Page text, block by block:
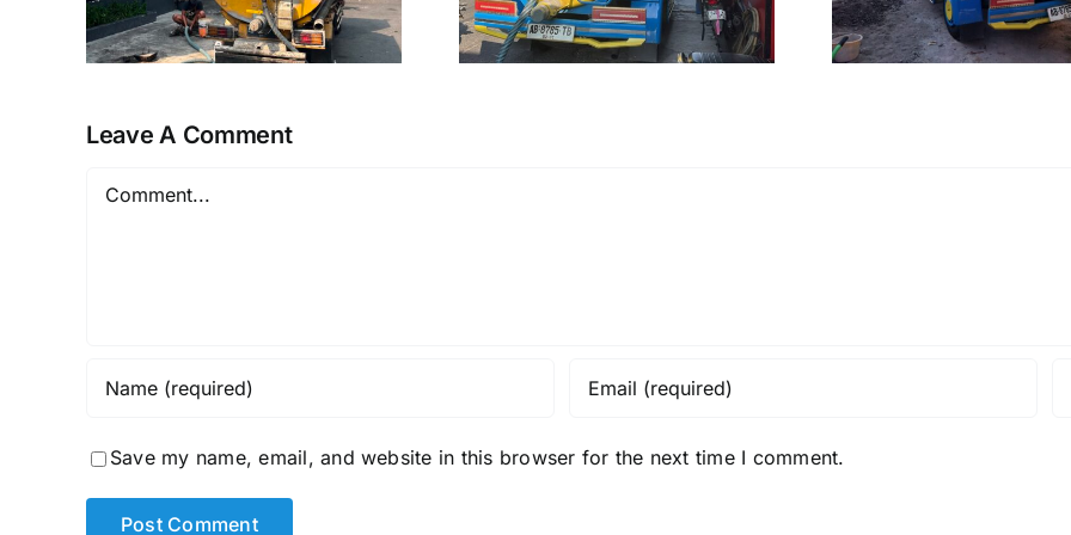
Leave A Comment
Comment
Save my name, email, and website in this browser for the next time I comment.